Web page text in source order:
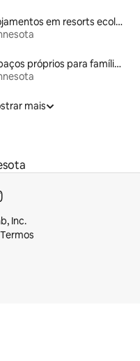
Alojamentos em resorts ecológicos
Espaços próprios para famílias
mais
Inc.
Termos